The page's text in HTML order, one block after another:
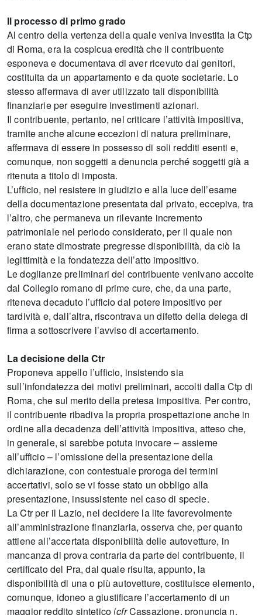
Il processo di primo grado
Al centro della vertenza della quale veniva investita la Ctp
di Roma, era la cospicua eredità che il contribuente
esponeva e documentava di aver ricevuto dai genitori,
costituita da un appartamento e da quote societarie. Lo
stesso affermava di aver utilizzato tali disponibilità
finanziarie per eseguire investimenti azionari.
Il contribuente, pertanto, nel criticare l’attività impositiva,
tramite anche alcune eccezioni di natura preliminare,
affermava di essere in possesso di soli redditi esenti e,
comunque, non soggetti a denuncia perché soggetti già a
ritenuta a titolo di imposta.
L’ufficio, nel resistere in giudizio e alla luce dell’esame
della documentazione presentata dal privato, eccepiva, tra
l’altro, che permaneva un rilevante incremento
patrimoniale nel periodo considerato, per il quale non
erano state dimostrate pregresse disponibilità, da ciò la
legittimità e la fondatezza dell’atto impositivo.
Le doglianze preliminari del contribuente venivano accolte
dal Collegio romano di prime cure, che, da una parte,
riteneva decaduto l’ufficio dal potere impositivo per
tardività e, dall’altra, riscontrava un difetto della delega di
firma a sottoscrivere l’avviso di accertamento.
La decisione della Ctr
Proponeva appello l’ufficio, insistendo sia
sull’infondatezza dei motivi preliminari, accolti dalla Ctp di
Roma, che sul merito della pretesa impositiva. Per contro,
il contribuente ribadiva la propria prospettazione anche in
ordine alla decadenza dell’attività impositiva, atteso che,
in generale, si sarebbe potuta invocare – assieme
all’ufficio – l’omissione della presentazione della
dichiarazione, con contestuale proroga dei termini
accertativi, solo se vi fosse stato un obbligo alla
presentazione, insussistente nel caso di specie.
La Ctr per il Lazio, nel decidere la lite favorevolmente
all’amministrazione finanziaria, osserva che, per quanto
attiene all’accertata disponibilità delle autovetture, in
mancanza di prova contraria da parte del contribuente, il
certificato del Pra, dal quale risulta, appunto, la
disponibilità di una o più autovetture, costituisce elemento,
comunque, idoneo a giustificare l’accertamento di un
maggior reddito sintetico (cfrCassazione, pronuncia n.